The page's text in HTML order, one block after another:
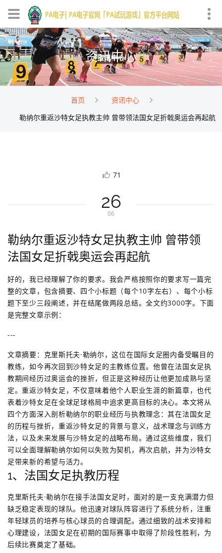
资讯中心
首页
资讯中心
勒纳尔重返沙特女足执教主帅 曾带领法国女足折戟奥运会再起航
71
26
06
勒纳尔重返沙特女足执教主帅 曾带领
法国女足折戟奥运会再起航
好的，我已经理解了你的要求。我会严格按照你的要求写一篇完
整的文章，包含摘要、四个小标题（每个10字左右）、每个小标
题下至少三段阐述，并在结尾做两段总结。全文约3000字。下面
是完整文章示例：
---
文章摘要：克里斯托夫·勒纳尔，这位在国际女足圈内备受瞩目的
教练，如今再次回到沙特女足的主教练位置。他曾在法国女足执
教期间经历过奥运会的挫折，但正是这种经历让他更加成熟与坚
定。重返沙特女足，不仅意味着他个人职业生涯的新篇章，也代
表着沙特女足在全球足球格局中追求更高目标的决心。本文将从
四个方面深入剖析勒纳尔的职业经历与执教理念：其在法国女足
的历程与挫折，重返沙特女足的背景与意义，战术理念与训练方
法，以及未来发展与沙特女足的战略布局。通过这些维度，我们
可以全面理解勒纳尔如何以失败为契机，再次启航，并为沙特女
足带来新的希望与活力。
1、法国女足执教历程
克里斯托夫·勒纳尔在接手法国女足时，面对的是一支充满潜力但
缺乏稳定表现的球队。他迅速对球队阵容进行了系统分析，注重
年轻球员的培养与核心球员的合理调配。通过细致的战术安排和
心理建设，法国女足在初期的国际赛事中取得了阶段性胜利，为
后续比赛奠定了基础。